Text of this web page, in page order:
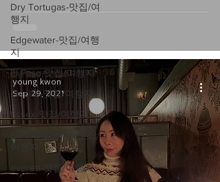
Dry Tortugas-맛집/여
행지
Edgewater-맛집/여행
지
El Paso-맛집/여행지
Empire-맛집/여행지
Essex-맛집/여행지
Eureka Springs-맛집/
여행지
everett-맛집/여행지
young kwon
Sep 29, 2021